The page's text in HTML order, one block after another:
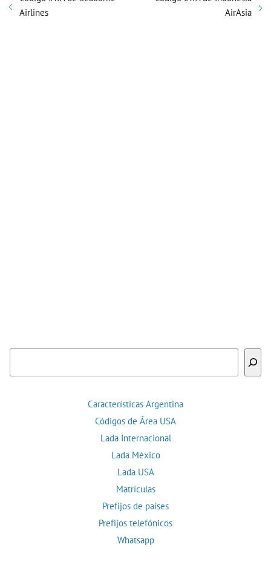
Airlines
AirAsia
Características Argentina
Códigos de Área USA
Lada Internacional
Lada México
Lada USA
Matrículas
Prefijos de países
Prefijos telefónicos
Whatsapp